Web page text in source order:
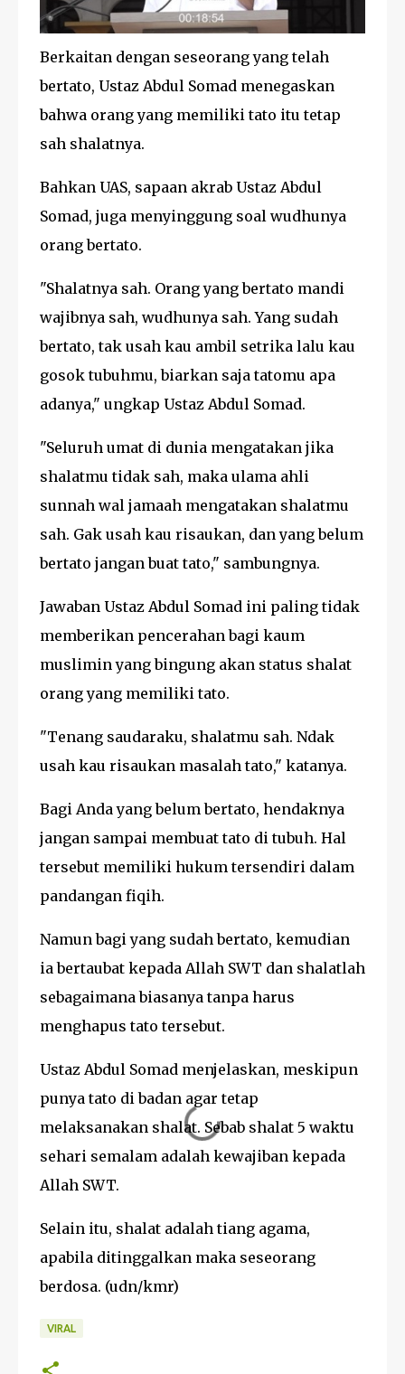
Berkaitan dengan seseorang yang telah
bertato, Ustaz Abdul Somad menegaskan
bahwa orang yang memiliki tato itu tetap
sah shalatnya.
Bahkan UAS, sapaan akrab Ustaz Abdul
Somad, juga menyinggung soal wudhunya
orang bertato.
"Shalatnya sah. Orang yang bertato mandi
wajibnya sah, wudhunya sah. Yang sudah
bertato, tak usah kau ambil setrika lalu kau
gosok tubuhmu, biarkan saja tatomu apa
adanya," ungkap Ustaz Abdul Somad.
"Seluruh umat di dunia mengatakan jika
shalatmu tidak sah, maka ulama ahli
sunnah wal jamaah mengatakan shalatmu
sah. Gak usah kau risaukan, dan yang belum
bertato jangan buat tato," sambungnya.
Jawaban Ustaz Abdul Somad ini paling tidak
memberikan pencerahan bagi kaum
muslimin yang bingung akan status shalat
orang yang memiliki tato.
"Tenang saudaraku, shalatmu sah. Ndak
usah kau risaukan masalah tato," katanya.
Bagi Anda yang belum bertato, hendaknya
jangan sampai membuat tato di tubuh. Hal
tersebut memiliki hukum tersendiri dalam
pandangan fiqih.
Namun bagi yang sudah bertato, kemudian
ia bertaubat kepada Allah SWT dan shalatlah
sebagaimana biasanya tanpa harus
menghapus tato tersebut.
Ustaz Abdul Somad menjelaskan, meskipun
punya tato di badan agar tetap
melaksanakan shalat. Sebab shalat 5 waktu
sehari semalam adalah kewajiban kepada
Allah SWT.
Selain itu, shalat adalah tiang agama,
apabila ditinggalkan maka seseorang
berdosa. (udn/kmr)
VIRAL